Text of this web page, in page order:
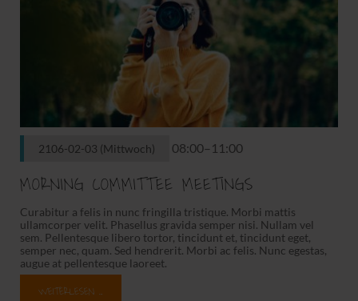
2106-02-03 (Mittwoch) 08:00–11:00
MORNING COMMITTEE MEETINGS
Curabitur a felis in nunc fringilla tristique. Morbi mattis
ullamcorper velit. Phasellus gravida semper nisi. Nullam vel
sem. Pellentesque libero tortor, tincidunt et, tincidunt eget,
semper nec, quam. Sed hendrerit. Morbi ac felis. Nunc egestas,
augue at pellentesque laoreet.
WEITERLESEN …